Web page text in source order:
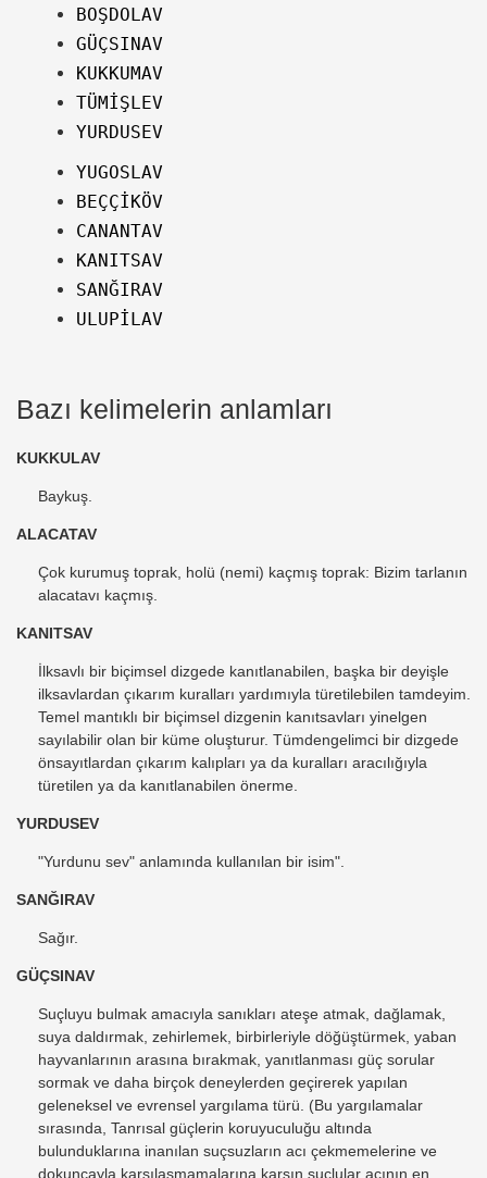
BOŞDOLAV
GÜÇSINAV
KUKKUMAV
TÜMİŞLEV
YURDUSEV
YUGOSLAV
BEÇÇİKÖV
CANANTAV
KANITSAV
SANĞIRAV
ULUPİLAV
Bazı kelimelerin anlamları
KUKKULAV
Baykuş.
ALACATAV
Çok kurumuş toprak, holü (nemi) kaçmış toprak: Bizim tarlanın
alacatavı kaçmış.
KANITSAV
İlksavlı bir biçimsel dizgede kanıtlanabilen, başka bir deyişle
ilksavlardan çıkarım kuralları yardımıyla türetilebilen tamdeyim.
Temel mantıklı bir biçimsel dizgenin kanıtsavları yinelgen
sayılabilir olan bir küme oluşturur. Tümdengelimci bir dizgede
önsayıtlardan çıkarım kalıpları ya da kuralları aracılığıyla
türetilen ya da kanıtlanabilen önerme.
YURDUSEV
"Yurdunu sev" anlamında kullanılan bir isim".
SANĞIRAV
Sağır.
GÜÇSINAV
Suçluyu bulmak amacıyla sanıkları ateşe atmak, dağlamak,
suya daldırmak, zehirlemek, birbirleriyle döğüştürmek, yaban
hayvanlarının arasına bırakmak, yanıtlanması güç sorular
sormak ve daha birçok deneylerden geçirerek yapılan
geleneksel ve evrensel yargılama türü. (Bu yargılamalar
sırasında, Tanrısal güçlerin koruyuculuğu altında
bulunduklarına inanılan suçsuzların acı çekmemelerine ve
dokuncayla karşılaşmamalarına karşın suçlular acının en